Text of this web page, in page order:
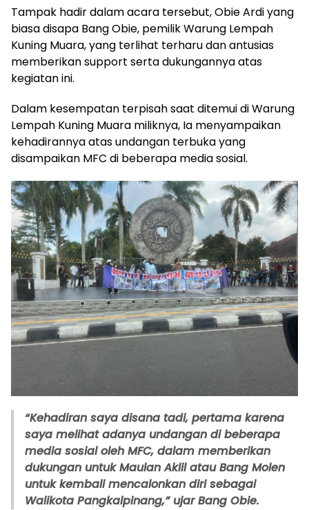
Tampak hadir dalam acara tersebut, Obie Ardi yang
biasa disapa Bang Obie, pemilik Warung Lempah
Kuning Muara, yang terlihat terharu dan antusias
memberikan support serta dukungannya atas
kegiatan ini.
Dalam kesempatan terpisah saat ditemui di Warung
Lempah Kuning Muara miliknya, Ia menyampaikan
kehadirannya atas undangan terbuka yang
disampaikan MFC di beberapa media sosial.
“Kehadiran saya disana tadi, pertama karena
saya melihat adanya undangan di beberapa
media sosial oleh MFC, dalam memberikan
dukungan untuk Maulan Aklil atau Bang Molen
untuk kembali mencalonkan diri sebagai
Walikota Pangkalpinang,” ujar Bang Obie.